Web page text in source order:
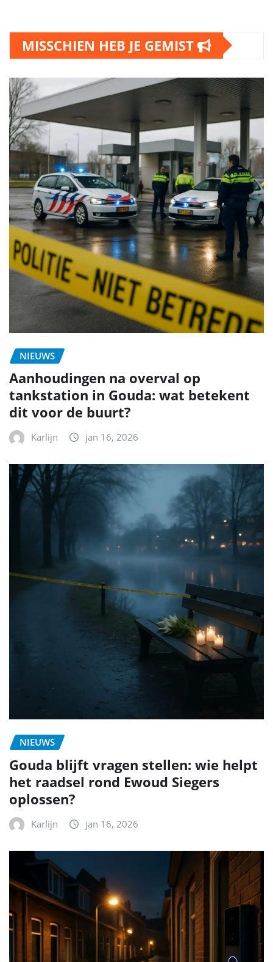
MISSCHIEN HEB JE GEMIST
NIEUWS
Aanhoudingen na overval op
tankstation in Gouda: wat betekent
dit voor de buurt?
Karlijn jan 16, 2026
NIEUWS
Gouda blijft vragen stellen: wie helpt
het raadsel rond Ewoud Siegers
oplossen?
Karlijn jan 16, 2026